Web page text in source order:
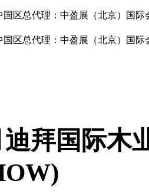
国区总代理：中盈展（北京）国际
国区总代理：中盈展（北京）国际
迪拜国际木